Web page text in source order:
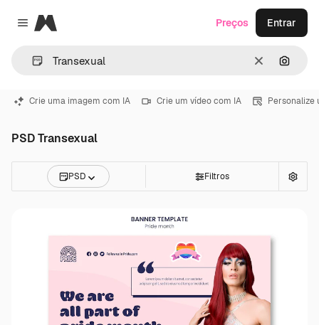
Close menu
Magnific
Limpar
Preços Entrar
Crie uma imagem com IA Crie um vídeo com IA Personalize
PSD Transexual
PSD Filtros